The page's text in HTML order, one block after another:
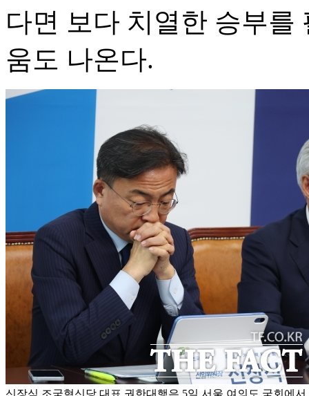
다면 보다 치열한 승부를
움도 나온다.
신장식 조국혁신당 대표 권한대행은 5일 서울 여의도 국회에